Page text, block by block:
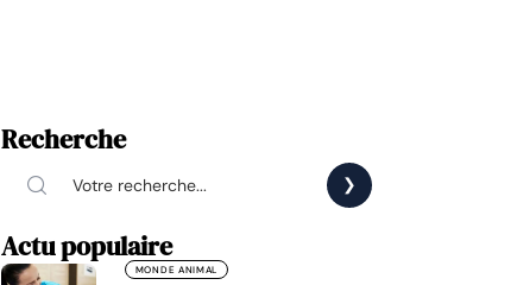
Recherche
Actu populaire
MONDE ANIMAL